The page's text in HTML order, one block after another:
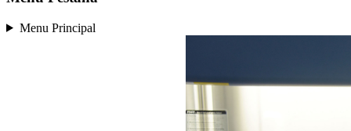
Menu Principal